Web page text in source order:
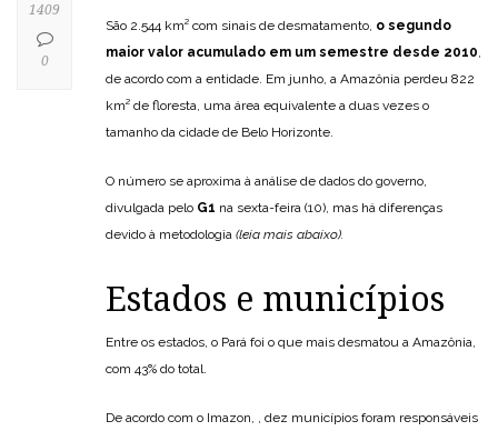
São 2.544 km² com sinais de desmatamento, o segundo
maior valor acumulado em um semestre desde 2010,
de acordo com a entidade. Em junho, a Amazônia perdeu 822
km² de floresta, uma área equivalente a duas vezes o
tamanho da cidade de Belo Horizonte.
O número se aproxima à análise de dados do governo,
divulgada pelo G1 na sexta-feira (10), mas há diferenças
devido à metodologia (leia mais abaixo).
Estados e municípios
Entre os estados, o Pará foi o que mais desmatou a Amazônia,
com 43% do total.
De acordo com o Imazon, , dez municípios foram responsáveis
1409
0